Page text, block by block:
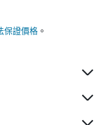
保證價格 。